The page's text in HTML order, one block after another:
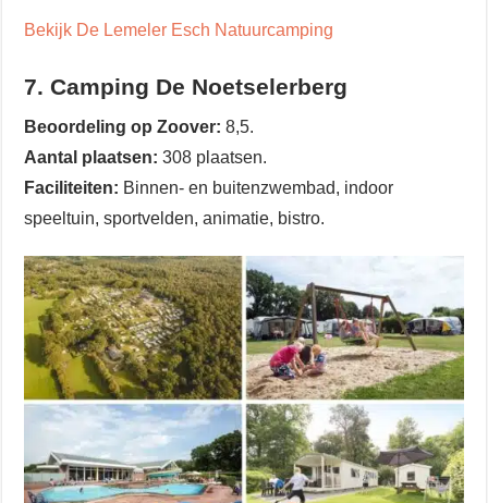
Bekijk De Lemeler Esch Natuurcamping
7. Camping De Noetselerberg
Beoordeling op Zoover: 8,5.
Aantal plaatsen:308 plaatsen.
Faciliteiten: Binnen- en buitenzwembad, indoor
speeltuin, sportvelden, animatie, bistro.